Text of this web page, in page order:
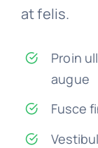
at felis.
Proin
augue
Fusce